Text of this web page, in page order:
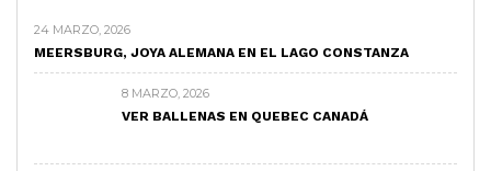
24 MARZO, 2026
MEERSBURG, JOYA ALEMANA EN EL LAGO CONSTANZA
8 MARZO, 2026
VER BALLENAS EN QUEBEC CANADÁ